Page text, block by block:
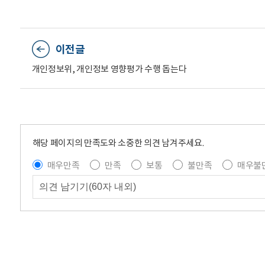
이전글
개인정보위, 개인정보 영향평가 수행 돕는다
해당 페이지의 만족도와 소중한 의견 남겨주세요.
매우만족
만족 보통 불만족 매우불